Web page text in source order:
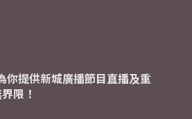
你提供新城廣播節目直播及重
限！